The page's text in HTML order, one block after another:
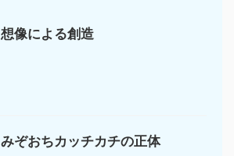
想像による創造
みぞおちカッチカチの正体